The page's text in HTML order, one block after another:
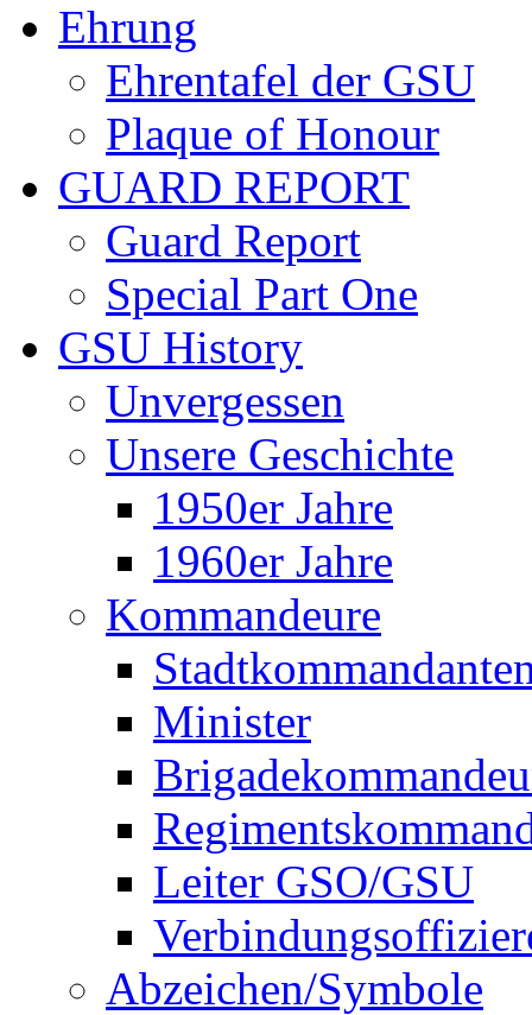
Ehrung
Ehrentafel der GSU
Plaque of Honour
GUARD REPORT
Guard Report
Special Part One
GSU History
Unvergessen
Unsere Geschichte
1950er Jahre
1960er Jahre
Kommandeure
Minister
Leiter GSO/GSU
Abzeichen/Symbole